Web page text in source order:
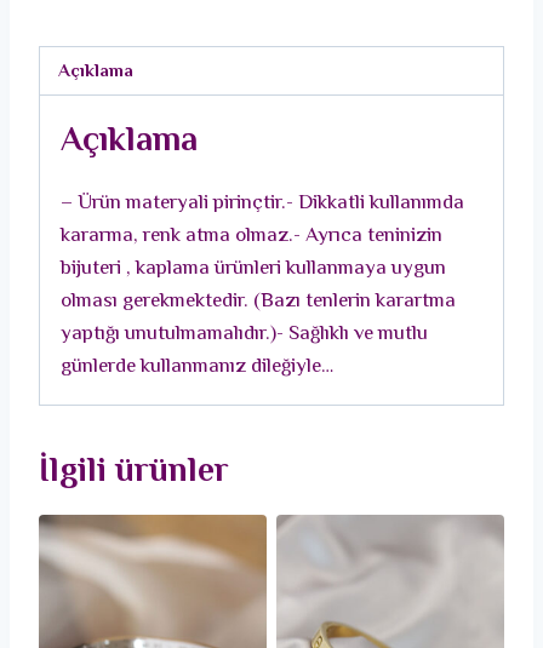
Kelebek
Kadın
adet
Açıklama
Açıklama
– Ürün materyali pirinçtir.- Dikkatli kullanımda
kararma, renk atma olmaz.- Ayrıca teninizin
bijuteri , kaplama ürünleri kullanmaya uygun
olması gerekmektedir. (Bazı tenlerin karartma
yaptığı unutulmamalıdır.)- Sağlıklı ve mutlu
günlerde kullanmanız dileğiyle…
İlgili ürünler